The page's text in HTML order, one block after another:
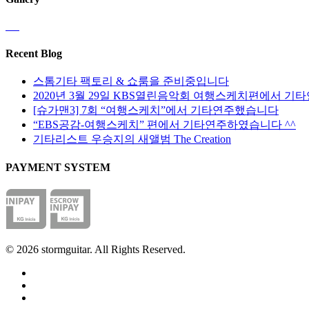
Recent Blog
스톰기타 팩토리 & 쇼룸을 준비중입니다
2020년 3월 29일 KBS열린음악회 여행스케치편에서 기
[슈가맨3] 7회 “여행스케치”에서 기타연주했습니다
“EBS공감-여행스케치” 편에서 기타연주하였습니다 ^^
기타리스트 우승지의 새앨범 The Creation
PAYMENT SYSTEM
© 2026 stormguitar. All Rights Reserved.